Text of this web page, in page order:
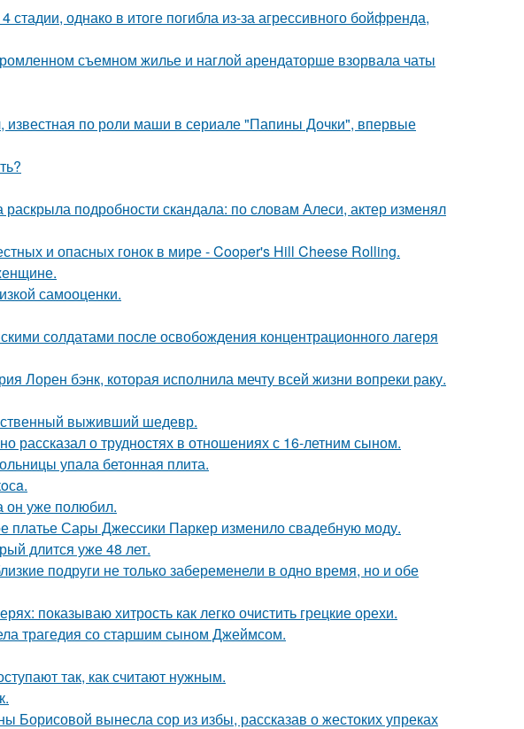
однако в итоге погибла из-за агрессивного бойфренда,
съемном жилье и наглой арендаторше взорвала чаты
известная по роли маши в сериале "Папины Дочки", впервые
подробности скандала: по словам Алеси, актер изменял
и опасных гонок в мире - Cooper's Hill Cheese Rolling.
самооценки.
солдатами после освобождения концентрационного лагеря
Лорен бэнк, которая исполнила мечту всей жизни вопреки раку.
выживший шедевр.
рассказал о трудностях в отношениях с 16-летним сыном.
упала бетонная плита.
он уже полюбил.
платье Сары Джессики Паркер изменило свадебную моду.
длится уже 48 лет.
подруги не только забеременели в одно время, но и обе
показываю хитрость как легко очистить грецкие орехи.
трагедия со старшим сыном Джеймсом.
так, как считают нужным.
Борисовой вынесла сор из избы, рассказав о жестоких упреках